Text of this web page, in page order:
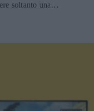
soltanto una